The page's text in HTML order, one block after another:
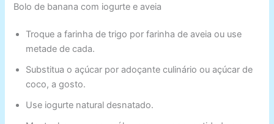
Bolo de banana com iogurte e aveia
Troque a farinha de trigo por farinha de aveia ou use
metade de cada.
Substitua o açúcar por adoçante culinário ou açúcar de
coco, a gosto.
Use iogurte natural desnatado.